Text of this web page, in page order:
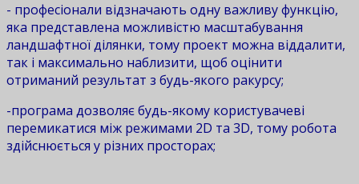
- професіонали відзначають одну важливу функцію,
яка представлена можливістю масштабування
ландшафтної ділянки, тому проект можна віддалити,
так і максимально наблизити, щоб оцінити
отриманий результат з будь-якого ракурсу;
-програма дозволяє будь-якому користувачеві
перемикатися між режимами 2D та 3D, тому робота
здійснюється у різних просторах;